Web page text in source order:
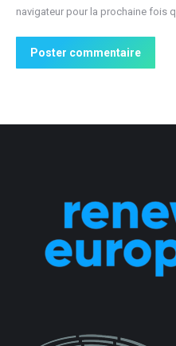
navigateur pour la prochaine fois
Poster commentaire